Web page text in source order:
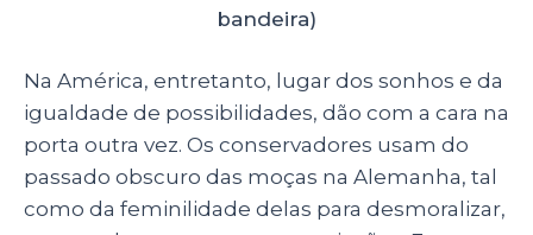
bandeira)
Na América, entretanto, lugar dos sonhos e da
igualdade de possibilidades, dão com a cara na
porta outra vez. Os conservadores usam do
passado obscuro das moças na Alemanha, tal
como da feminilidade delas para desmoralizar,